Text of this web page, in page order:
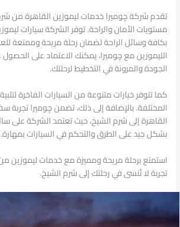
تقدم شركة چوميرا خدمات ليموزين القاهرة من
مستويات الأمان والراحة. توفر الشركة سيارات
بكافة وسائل الراحة لضمان رحلة مريحة وممتعة
الليموزين مع چوميرا، يمكنك الاعتماد على
الجودة والمرونة في التخطيط لرحلتك.
كما تتوفر خيارات متنوعة من السيارات الفاخرة
المختلفة. بالإضافة إلى ذلك، تضمن چوميرا
القاهرة إلى شرم الشيخ، حيث تعتمد الشركة على
بشكل جيد على الطرق والتحكم في السيارات بمهارة.
استمتع برحلة مريحة ومميزة مع خدمات ليموزين
تجربة لا تُنسى في رحلتك إلى شرم الشيخ.